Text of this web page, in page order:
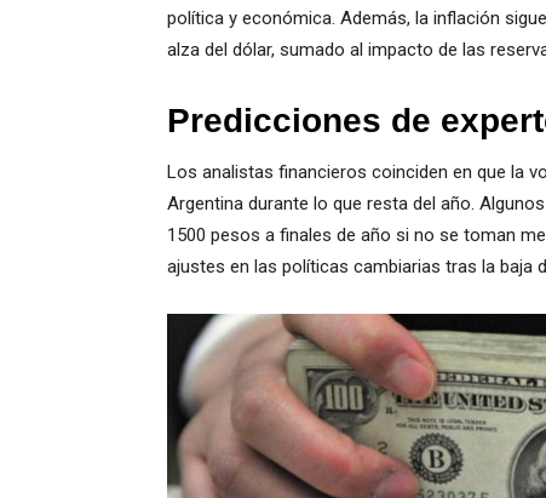
política y económica. Además, la inflación
alza del dólar, sumado al impacto de las
Predicciones de
Los analistas financieros coinciden en que la
Argentina durante lo que resta del año.
1500 pesos a finales de año si no se toman
ajustes en las políticas cambiarias tras la baja